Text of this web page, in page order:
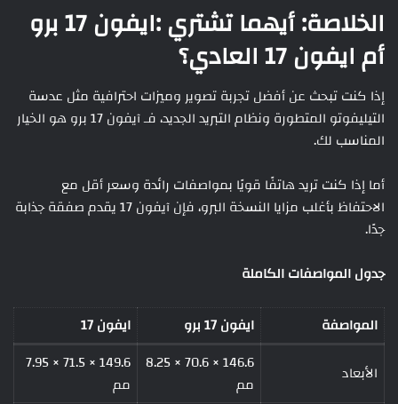
الخلاصة: أيهما تشتري :ايفون 17 برو
أم ايفون 17 العادي؟
إذا كنت تبحث عن أفضل تجربة تصوير وميزات احترافية مثل عدسة
التيليفوتو المتطورة ونظام التبريد الجديد، فـ آيفون 17 برو هو الخيار
المناسب لك.
أما إذا كنت تريد هاتفًا قويًا بمواصفات رائدة وسعر أقل مع
الاحتفاظ بأغلب مزايا النسخة البرو، فإن آيفون 17 يقدم صفقة جذابة
جدًا.
جدول المواصفات الكاملة
المواصفة ايفون 17 برو
ايفون 17
الأبعاد
146.6 × 70.6 × 8.25
مم
149.6 × 71.5 × 7.95
مم